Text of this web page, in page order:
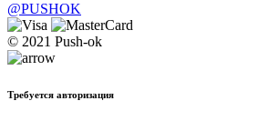
@PUSHOK
© 2021 Push-ok
Требуется авторизация